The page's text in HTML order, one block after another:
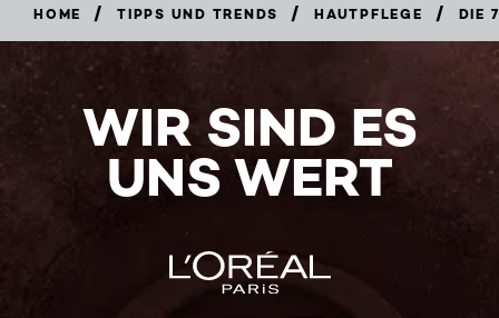
HOME / TIPPS UND TRENDS / HAUTPFLEGE / DIE
WIR SIND ES
UNS WERT